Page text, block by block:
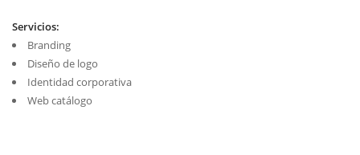
Servicios:
Branding
Diseño de logo
Identidad corporativa
Web catálogo